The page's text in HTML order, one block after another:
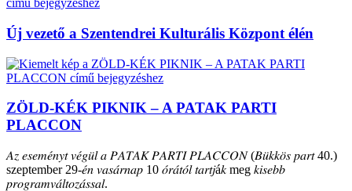
Új vezető a Szentendrei Kulturális Központ élén
ZÖLD-KÉK PIKNIK – A PATAK PARTI
PLACCON
𝐴𝑧 𝑒𝑠𝑒𝑚𝑒́𝑛𝑦𝑡 𝑣𝑒́𝑔𝑢̈𝑙 𝑎 𝑃𝐴𝑇𝐴𝐾 𝑃𝐴𝑅𝑇𝐼 𝑃𝐿𝐴𝐶𝐶𝑂𝑁 (𝐵𝑢̈𝑘𝑘𝑜̈𝑠 𝑝𝑎𝑟𝑡 40.)
szeptember 29-𝑒́𝑛 𝑣𝑎𝑠𝑎́𝑟𝑛𝑎𝑝 10 𝑜́𝑟𝑎́𝑡𝑜́𝑙 𝑡𝑎𝑟𝑡𝑗á𝑘 meg 𝑘𝑖𝑠𝑒𝑏𝑏
𝑝𝑟𝑜𝑔𝑟𝑎𝑚𝑣𝑎́𝑙𝑡𝑜𝑧𝑎́𝑠𝑠𝑎𝑙.